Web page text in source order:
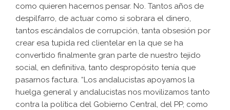
como quieren hacernos pensar. No. Tantos años de
despilfarro, de actuar como si sobrara el dinero,
tantos escándalos de corrupción, tanta obsesión por
crear esa tupida red clientelar en la que se ha
convertido finalmente gran parte de nuestro tejido
social, en definitiva, tanto despropósito tenía que
pasarnos factura. “Los andalucistas apoyamos la
huelga general y andalucistas nos movilizamos tanto
contra la política del Gobierno Central, del PP, como